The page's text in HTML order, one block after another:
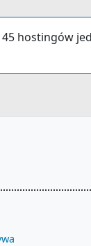
hostingów